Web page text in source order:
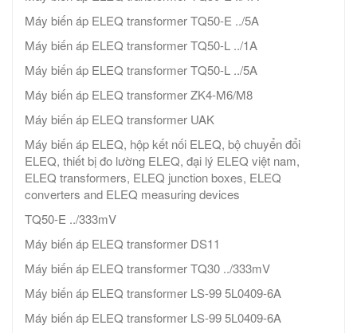
Máy biến áp ELEQ transformer TQ50-E ../5A
Máy biến áp ELEQ transformer TQ50-L ../1A
Máy biến áp ELEQ transformer TQ50-L ../5A
Máy biến áp ELEQ transformer ZK4-M6/M8
Máy biến áp ELEQ transformer UAK
Máy biến áp ELEQ, hộp kết nối ELEQ, bộ chuyển đổi
ELEQ, thiết bị đo lường ELEQ, đại lý ELEQ việt nam,
ELEQ transformers, ELEQ junction boxes, ELEQ
converters and ELEQ measuring devices
TQ50-E ../333mV
Máy biến áp ELEQ transformer DS11
Máy biến áp ELEQ transformer TQ30 ../333mV
Máy biến áp ELEQ transformer LS-99 5L0409-6A
Máy biến áp ELEQ transformer LS-99 5L0409-6A